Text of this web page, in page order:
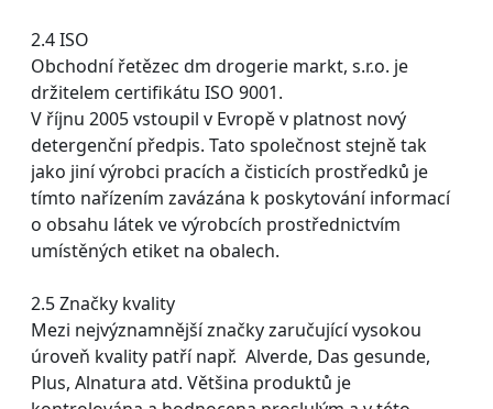
2.4 ISO
Obchodní řetězec dm drogerie markt, s.r.o. je
držitelem certifikátu ISO 9001.
V říjnu 2005 vstoupil v Evropě v platnost nový
detergenční předpis. Tato společnost stejně tak
jako jiní výrobci pracích a čisticích prostředků je
tímto nařízením zavázána k poskytování informací
o obsahu látek ve výrobcích prostřednictvím
umístěných etiket na obalech.
2.5 Značky kvality
Mezi nejvýznamnější značky zaručující vysokou
úroveň kvality patří např. Alverde, Das gesunde,
Plus, Alnatura atd. Většina produktů je